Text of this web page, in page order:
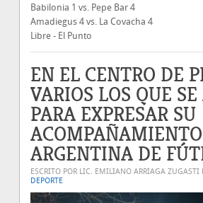
Babilonia 1 vs. Pepe Bar 4
Amadiegus 4 vs. La Covacha 4
Libre - El Punto
EN EL CENTRO DE
VARIOS LOS QUE
PARA EXPRESAR SU
ARGENTINA DE
ESCRITO POR LIC. EMILIANO ARRIAGA ZUGASTI
DEPORTE